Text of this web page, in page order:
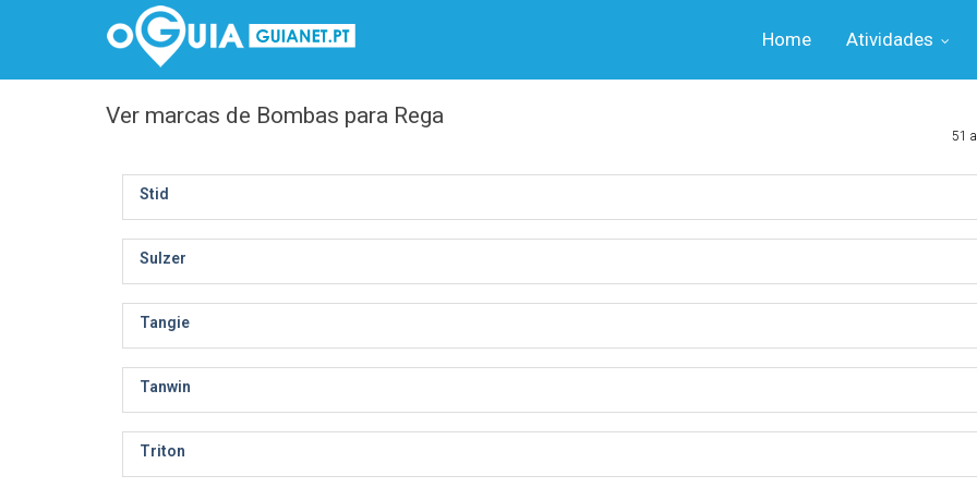
Home Atividades
Ver marcas de Bombas para Rega
51
Stid
Sulzer
Tangie
Tanwin
Triton